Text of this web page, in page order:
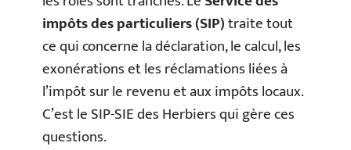
impôts des particuliers (SIP)traite tout
ce qui concerne la déclaration, le calcul, les
exonérations et les réclamations liées à
l’impôt sur le revenu et aux impôts locaux.
C’est le SIP-SIE des Herbiers qui gère ces
questions.